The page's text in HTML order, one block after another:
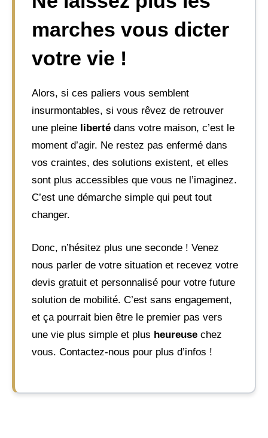
marches vous dicter
votre vie !
Alors, si ces paliers vous semblent
insurmontables, si vous rêvez de retrouver
une pleine liberté dans votre maison, c’est le
moment d’agir. Ne restez pas enfermé dans
vos craintes, des solutions existent, et elles
sont plus accessibles que vous ne l’imaginez.
C’est une démarche simple qui peut tout
changer.
Donc, n’hésitez plus une seconde ! Venez
nous parler de votre situation et recevez votre
devis gratuit et personnalisé pour votre future
solution de mobilité. C’est sans engagement,
et ça pourrait bien être le premier pas vers
une vie plus simple et plus heureuse chez
vous. Contactez-nous pour plus d’infos !